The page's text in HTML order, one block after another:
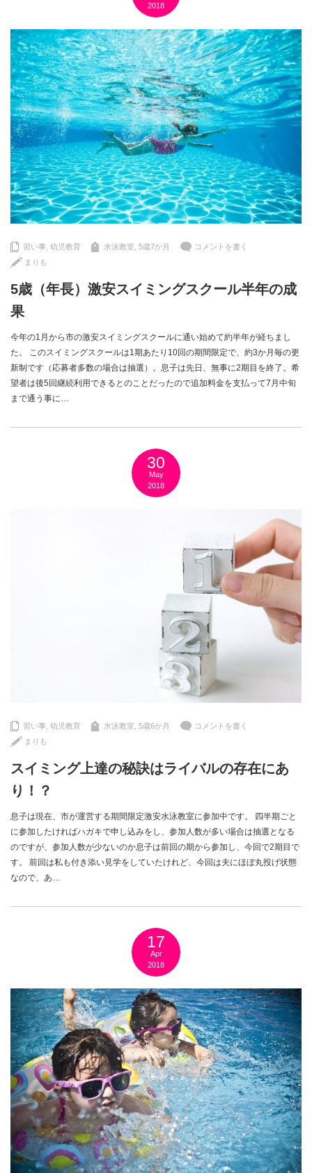
2018
習い事 幼児教育 水泳教室 5歳7か月
コメントを書く
まりも
5歳（年長）激安スイミングスクール半年の成
果
今年の1月から市の激安スイミングスクールに通い始めて約半年が経ちまし
た。 このスイミングスクールは1期あたり10回の期間限定で、約3か月毎の更
新制です（応募者多数の場合は抽選）。息子は先日、無事に2期目を終了。希
望者は後5回継続利用できるとのことだったので追加料金を支払って7月中旬
まで通う事に…
30
May
2018
習い事 幼児教育 水泳教室 5歳6か月
コメントを書く
まりも
スイミング上達の秘訣はライバルの存在にあ
り！？
息子は現在、市が運営する期間限定激安水泳教室に参加中です。 四半期ごと
に参加したければハガキで申し込みをし、参加人数が多い場合は抽選となる
のですが、参加人数が少ないのか息子は前回の期から参加し、今回で2期目で
す。 前回は私も付き添い見学をしていたけれど、今回は夫にほぼ丸投げ状態
なので、あ…
17
Apr
2018